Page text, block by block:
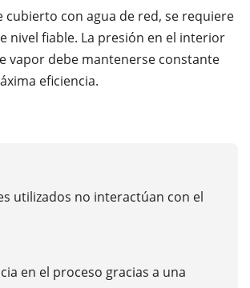
cubierto con agua de red, se requiere
nivel fiable. La presión en el interior
vapor debe mantenerse constante
eficiencia.
utilizados no interactúan con el
en el proceso gracias a una